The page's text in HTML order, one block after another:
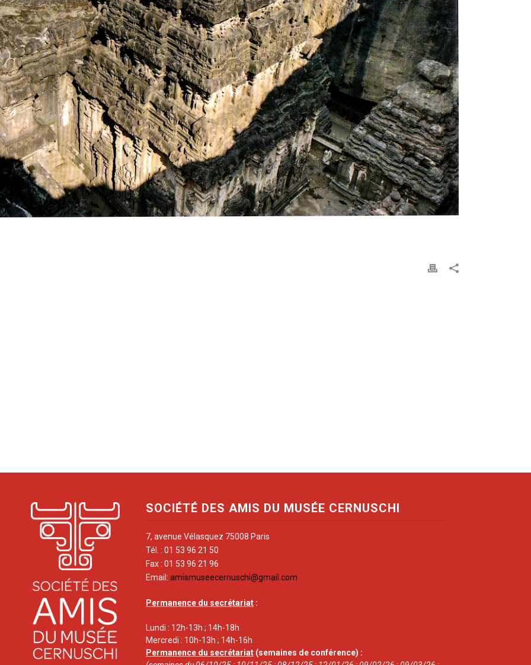
SOCIÉTÉ DES AMIS DU MUSÉE CERNUSCHI
7, avenue Vélasquez 75008 Paris
Tél. : 01 53 96 21 50
Fax : 01 53 96 21 96
Email: amismuseecernuschi@gmail.com
Permanence du secrétariat :
Lundi : 12h-13h ; 14h-18h
Mercredi : 10h-13h ; 14h-16h
Permanence du secrétariat (semaines de conférence) :